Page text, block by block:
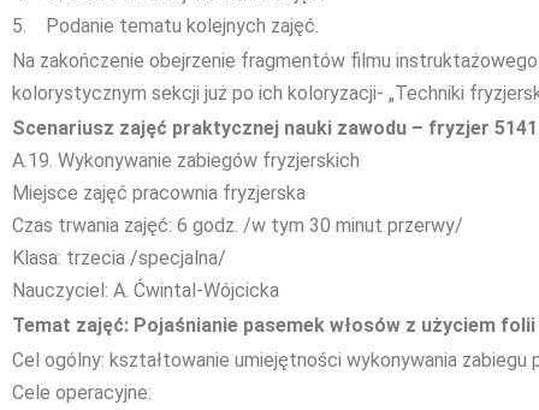
5. Podanie tematu kolejnych zajęć.
Na zakończenie obejrzenie fragmentów filmu
kolorystycznym sekcji już po ich koloryzacji- „Techniki
Scenariusz zajęć praktycznej nauki zawodu – fryzjer
A.19. Wykonywanie zabiegów fryzjerskich
Miejsce zajęć pracownia fryzjerska
Czas trwania zajęć: 6 godz. /w tym 30 minut przerwy/
Klasa: trzecia /specjalna/
Nauczyciel: A. Ćwintal-Wójcicka
Temat zajęć: Pojaśnianie pasemek włosów z użyciem
Cel ogólny: kształtowanie umiejętności wykonywania zabiegu
Cele operacyjne: